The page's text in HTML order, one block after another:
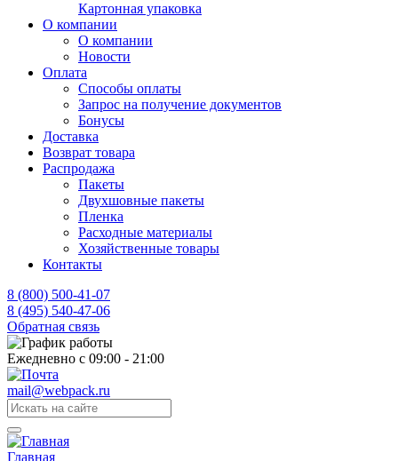
Картонная упаковка
О компании
О компании
Новости
Оплата
Способы оплаты
Запрос на получение документов
Бонусы
Доставка
Возврат товара
Распродажа
Пакеты
Двухшовные пакеты
Пленка
Расходные материалы
Хозяйственные товары
Контакты
8 (800) 500-41-07
8 (495) 540-47-06
Обратная связь
Ежедневно с 09:00 - 21:00
mail@webpack.ru
Главная